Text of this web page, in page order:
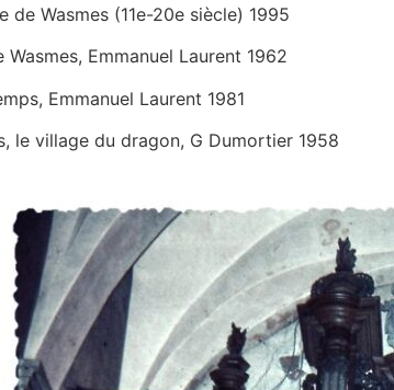
de Wasmes (11e-20e siècle) 1995
Emmanuel Laurent 1962
Emmanuel Laurent 1981
le village du dragon, G Dumortier 1958